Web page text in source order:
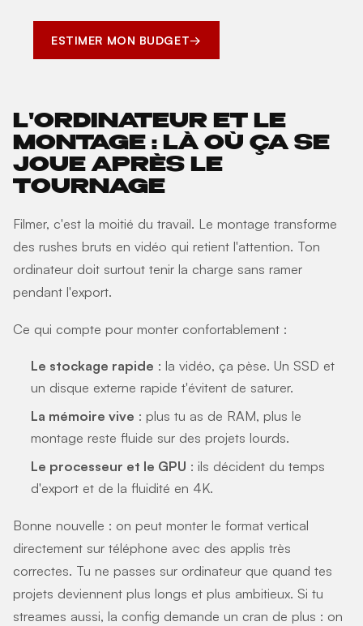
ESTIMER MON BUDGET→
L'ORDINATEUR ET LE
MONTAGE : LÀ OÙ ÇA SE
JOUE APRÈS LE
TOURNAGE
Filmer, c'est la moitié du travail. Le montage transforme
des rushes bruts en vidéo qui retient l'attention. Ton
ordinateur doit surtout tenir la charge sans ramer
pendant l'export.
Ce qui compte pour monter confortablement :
Le stockage rapide : la vidéo, ça pèse. Un SSD et
un disque externe rapide t'évitent de saturer.
La mémoire vive : plus tu as de RAM, plus le
montage reste fluide sur des projets lourds.
Le processeur et le GPU : ils décident du temps
d'export et de la fluidité en 4K.
Bonne nouvelle : on peut monter le format vertical
directement sur téléphone avec des applis très
correctes. Tu ne passes sur ordinateur que quand tes
projets deviennent plus longs et plus ambitieux. Si tu
streames aussi, la config demande un cran de plus : on